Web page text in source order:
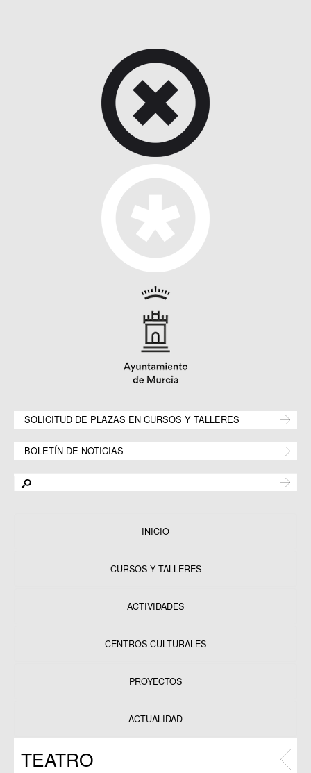
SOLICITUD DE PLAZAS EN CURSOS Y TALLERES
BOLETÍN DE NOTICIAS
INICIO
CURSOS Y TALLERES
ACTIVIDADES
CENTROS CULTURALES
PROYECTOS
Programas
ACTUALIDAD
TEATRO